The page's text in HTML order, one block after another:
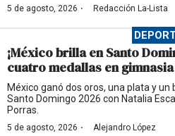
5 de agosto, 2026 · Redacción La-Lista
¡México brilla en Santo
cuatro medallas en
México ganó dos oros, una plata y
Santo Domingo 2026 con Natalia
Porras.
5 de agosto, 2026 · Alejandro López